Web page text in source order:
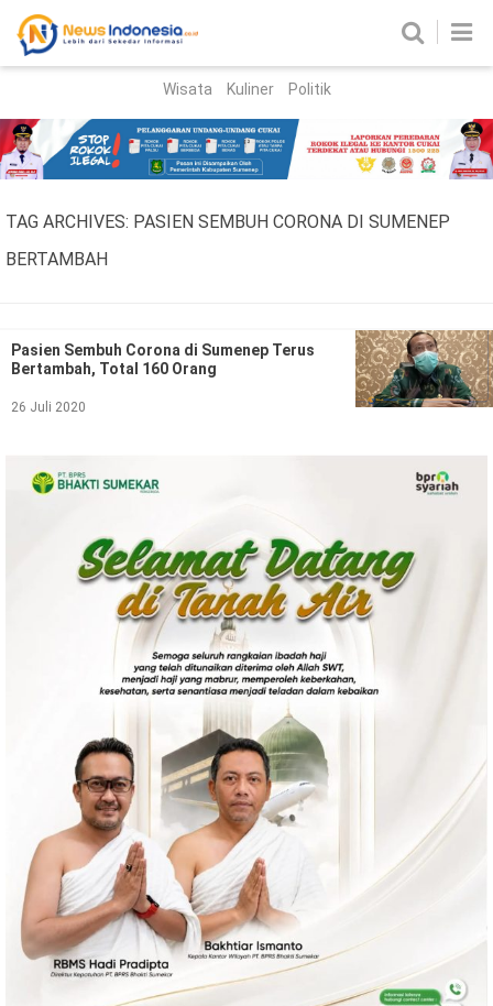
Parlemen
News Madura
Peristiwa
Hukum
Gaya Hidup
Kuliner
Pendidikan
Teknologi
SosBud
Sosial
Wisata
Olahraga
Wisata Kuliner Politik
TAG ARCHIVES: PASIEN SEMBUH CORONA DI SUMENEP
BERTAMBAH
Pasien Sembuh Corona di Sumenep Terus
Bertambah, Total 160 Orang
26 Juli 2020